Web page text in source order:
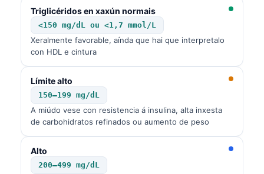
Triglicéridos en xaxún normais
<150 mg/dL ou <1,7 mmol/L
Xeralmente favorable, aínda que hai que interpretalo
con HDL e cintura
Límite alto
150–199 mg/dL
A miúdo vese con resistencia á insulina, alta inxesta
de carbohidratos refinados ou aumento de peso
Alto
200–499 mg/dL
ગુજરાતી
Bahasa Melayu
Tiếng Việt
ไทย
ဗမာစာ
ភាសាខ្មែរ